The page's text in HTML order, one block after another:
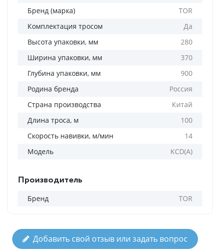
Бренд (марка)
TOR
Комплектация тросом
Да
Высота упаковки, мм
280
Ширина упаковки, мм
370
Глубина упаковки, мм
900
Родина бренда
Россия
Страна производства
Китай
Длина троса, м
100
Скорость навивки, м/мин
14
Модель
KCD(А)
Производитель
Бренд TOR
Добавить свой отзыв или задать вопрос